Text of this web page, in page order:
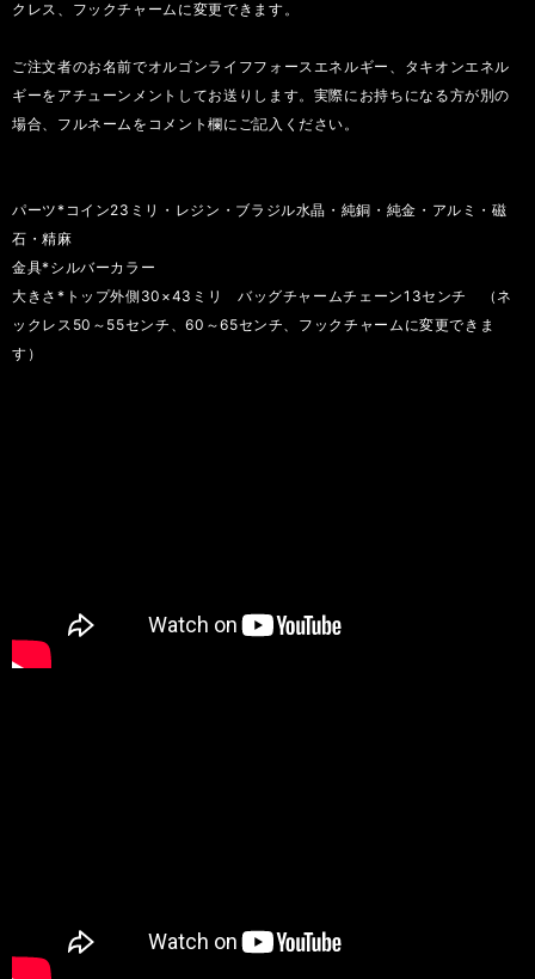
クレス、フックチャームに変更できます。
ご注文者のお名前でオルゴンライフフォースエネルギー、タキオンエネル
ギーをアチューンメントしてお送りします。実際にお持ちになる方が別の
場合、フルネームをコメント欄にご記入ください。
パーツ*コイン23ミリ・レジン・ブラジル水晶・純銅・純金・アルミ・磁
石・精麻
金具*シルバーカラー
大きさ*トップ外側30×43ミリ バッグチャームチェーン13センチ （ネ
ックレス50～55センチ、60～65センチ、フックチャームに変更できま
す）